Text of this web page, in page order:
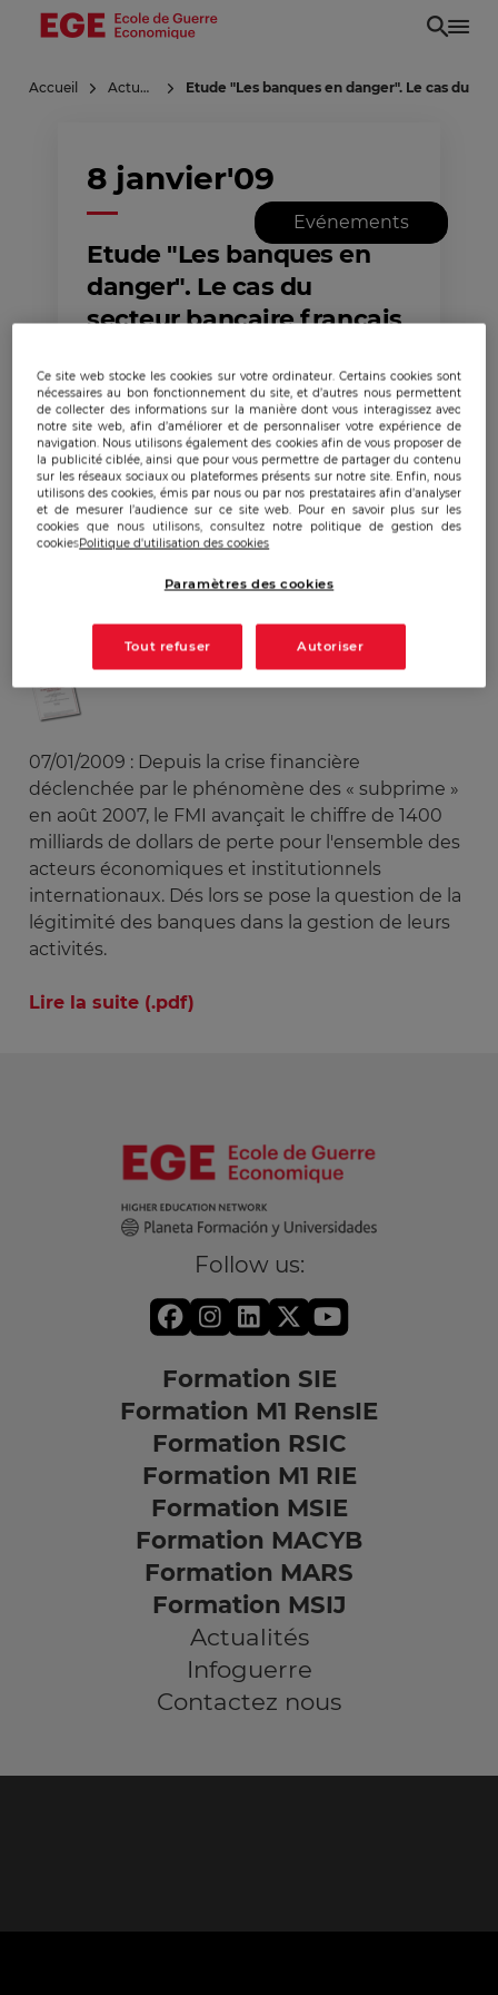
Aller
principal
Accueil Actualités Etude "Les banques en danger". Le cas du
8 janvier'09
Etude "Les banques en
danger". Le cas du
secteur bancaire français
stratégiques.
Evénements
08/01/2009|Actualizado:
07/01/2009 : Depuis la crise financière
déclenchée par le phénomène des « subprime »
en août 2007, le FMI avançait le chiffre de 1400
milliards de dollars de perte pour l'ensemble des
acteurs économiques et institutionnels
internationaux. Dés lors se pose la question de la
légitimité des banques dans la gestion de leurs
activités.
Lire la suite (.pdf)
Follow us:
Formation SIE
Formation M1 RensIE
Formation RSIC
Formation M1 RIE
Formation MSIE
Formation MACYB
Formation MARS
Formation MSIJ
Actualités
Infoguerre
Contactez nous
Ce site web stocke les cookies sur votre ordinateur. Certains cookies sont
nécessaires au bon fonctionnement du site, et d’autres nous permettent
de collecter des informations sur la manière dont vous interagissez avec
notre site web, afin d’améliorer et de personnaliser votre expérience de
navigation. Nous utilisons également des cookies afin de vous proposer de
la publicité ciblée, ainsi que pour vous permettre de partager du contenu
sur les réseaux sociaux ou plateformes présents sur notre site. Enfin, nous
utilisons des cookies, émis par nous ou par nos prestataires afin d’analyser
et de mesurer l’audience sur ce site web. Pour en savoir plus sur les
cookies que nous utilisons, consultez notre politique de gestion des
cookiesPolitique d'utilisation des cookies
Paramètres des cookies
Tout refuser Autoriser